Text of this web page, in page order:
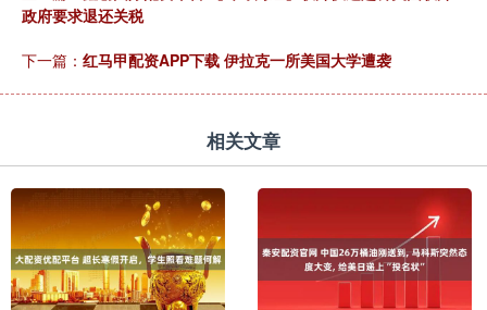
政府要求退还关税
下一篇： 红马甲配资APP下载 伊拉克一所美国大学遭袭
相关文章